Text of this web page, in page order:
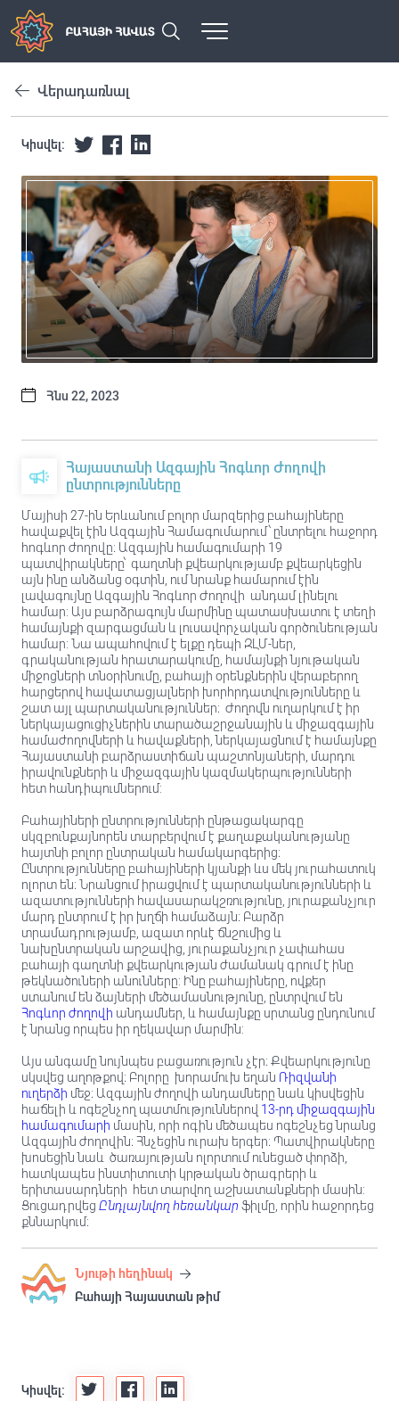
Վերադառնալ
Կիսվել:
Հնս 22, 2023
Հայաստանի Ազգային Հոգևոր Ժողովի
ընտրությունները
Մայիսի 27-ին Երևանում բոլոր մարզերից բահայիները
հավաքվել էին Ազգային Համագումարում՝ ընտրելու հաջորդ
հոգևոր ժողովը։ Ազգային համագումարի 19
պատվիրակները՝ գաղտնի քվեարկությամբ քվեարկեցին
այն ինը անձանց օգտին, ում նրանք համարում էին
լավագույնը Ազգային Հոգևոր Ժողովի անդամ լինելու
համար: Այս բարձրագույն մարմինը պատասխատու է տեղի
համայնքի զարգացման և լուսավորչական գործունեության
համար: Նա ապահովում է ելքը դեպի ԶԼՄ-ներ,
գրականության հրատարակումը, համայնքի նյութական
միջոցների տնօրինումը, բահայի օրենքներին վերաբերող
հարցերով հավատացյալների խորհրդատվությունները և
շատ այլ պարտականություններ։ Ժողովն ուղարկում է իր
ներկայացուցիչներին տարածաշրջանային և միջազգային
համաժողովների և հավաքների, ներկայացնում է համայնքը
Հայաստանի բարձրաստիճան պաշտոնյաների, մարդու
իրավունքների և միջազգային կազմակերպությունների
հետ հանդիպումներում:
Բահայիների ընտրությունների ընթացակարգը
սկզբունքայնորեն տարբերվում է քաղաքականությանը
հայտնի բոլոր ընտրական համակարգերից։
Ընտրությունները բահայիների կյանքի ևս մեկ յուրահատուկ
ոլորտ են։ Նրանցում իրացվում է պարտականությունների և
ազատությունների հավասարակշռությունը, յուրաքանչյուր
մարդ ընտրում է իր խղճի համաձայն։ Բարձր
տրամադրությամբ, ազատ որևէ ճնշումից և
նախընտրական արշավից, յուրաքանչյուր չափահաս
բահայի գաղտնի քվեարկության ժամանակ գրում է ինը
թեկնածուների անունները: Ինը բահայիները, ովքեր
ստանում են ձայների մեծամասնությունը, ընտրվում են
Հոգևոր ժողովի անդամներ, և համայնքը սրտանց ընդունում
է նրանց որպես իր ղեկավար մարմին:
Այս անգամը նույնպես բացառություն չէր։ Քվեարկությունը
սկսվեց աղոթքով։ Բոլորը խորամուխ եղան Ռիզվանի
ուղերձի մեջ։ Ազգային ժողովի անդամները նաև կիսվեցին
հաճելի և ոգեշնչող պատմություններով 13-րդ միջազգային
համագումարի մասին, որի ոգին մեծապես ոգեշնչեց նրանց
Ազգային ժողովին։ Հնչեցին ուրախ երգեր։ Պատվիրակները
խոսեցին նաև ծառայության ոլորտում ունեցած փորձի,
հատկապես ինստիտուտի կրթական ծրագրերի և
երիտասարդների հետ տարվող աշխատանքների մասին:
Ցուցադրվեց Ընդլայնվող հեռանկար ֆիլմը, որին հաջորդեց
քննարկում։
Նյութի հեղինակ
Բահայի Հայաստան թիմ
Կիսվել: